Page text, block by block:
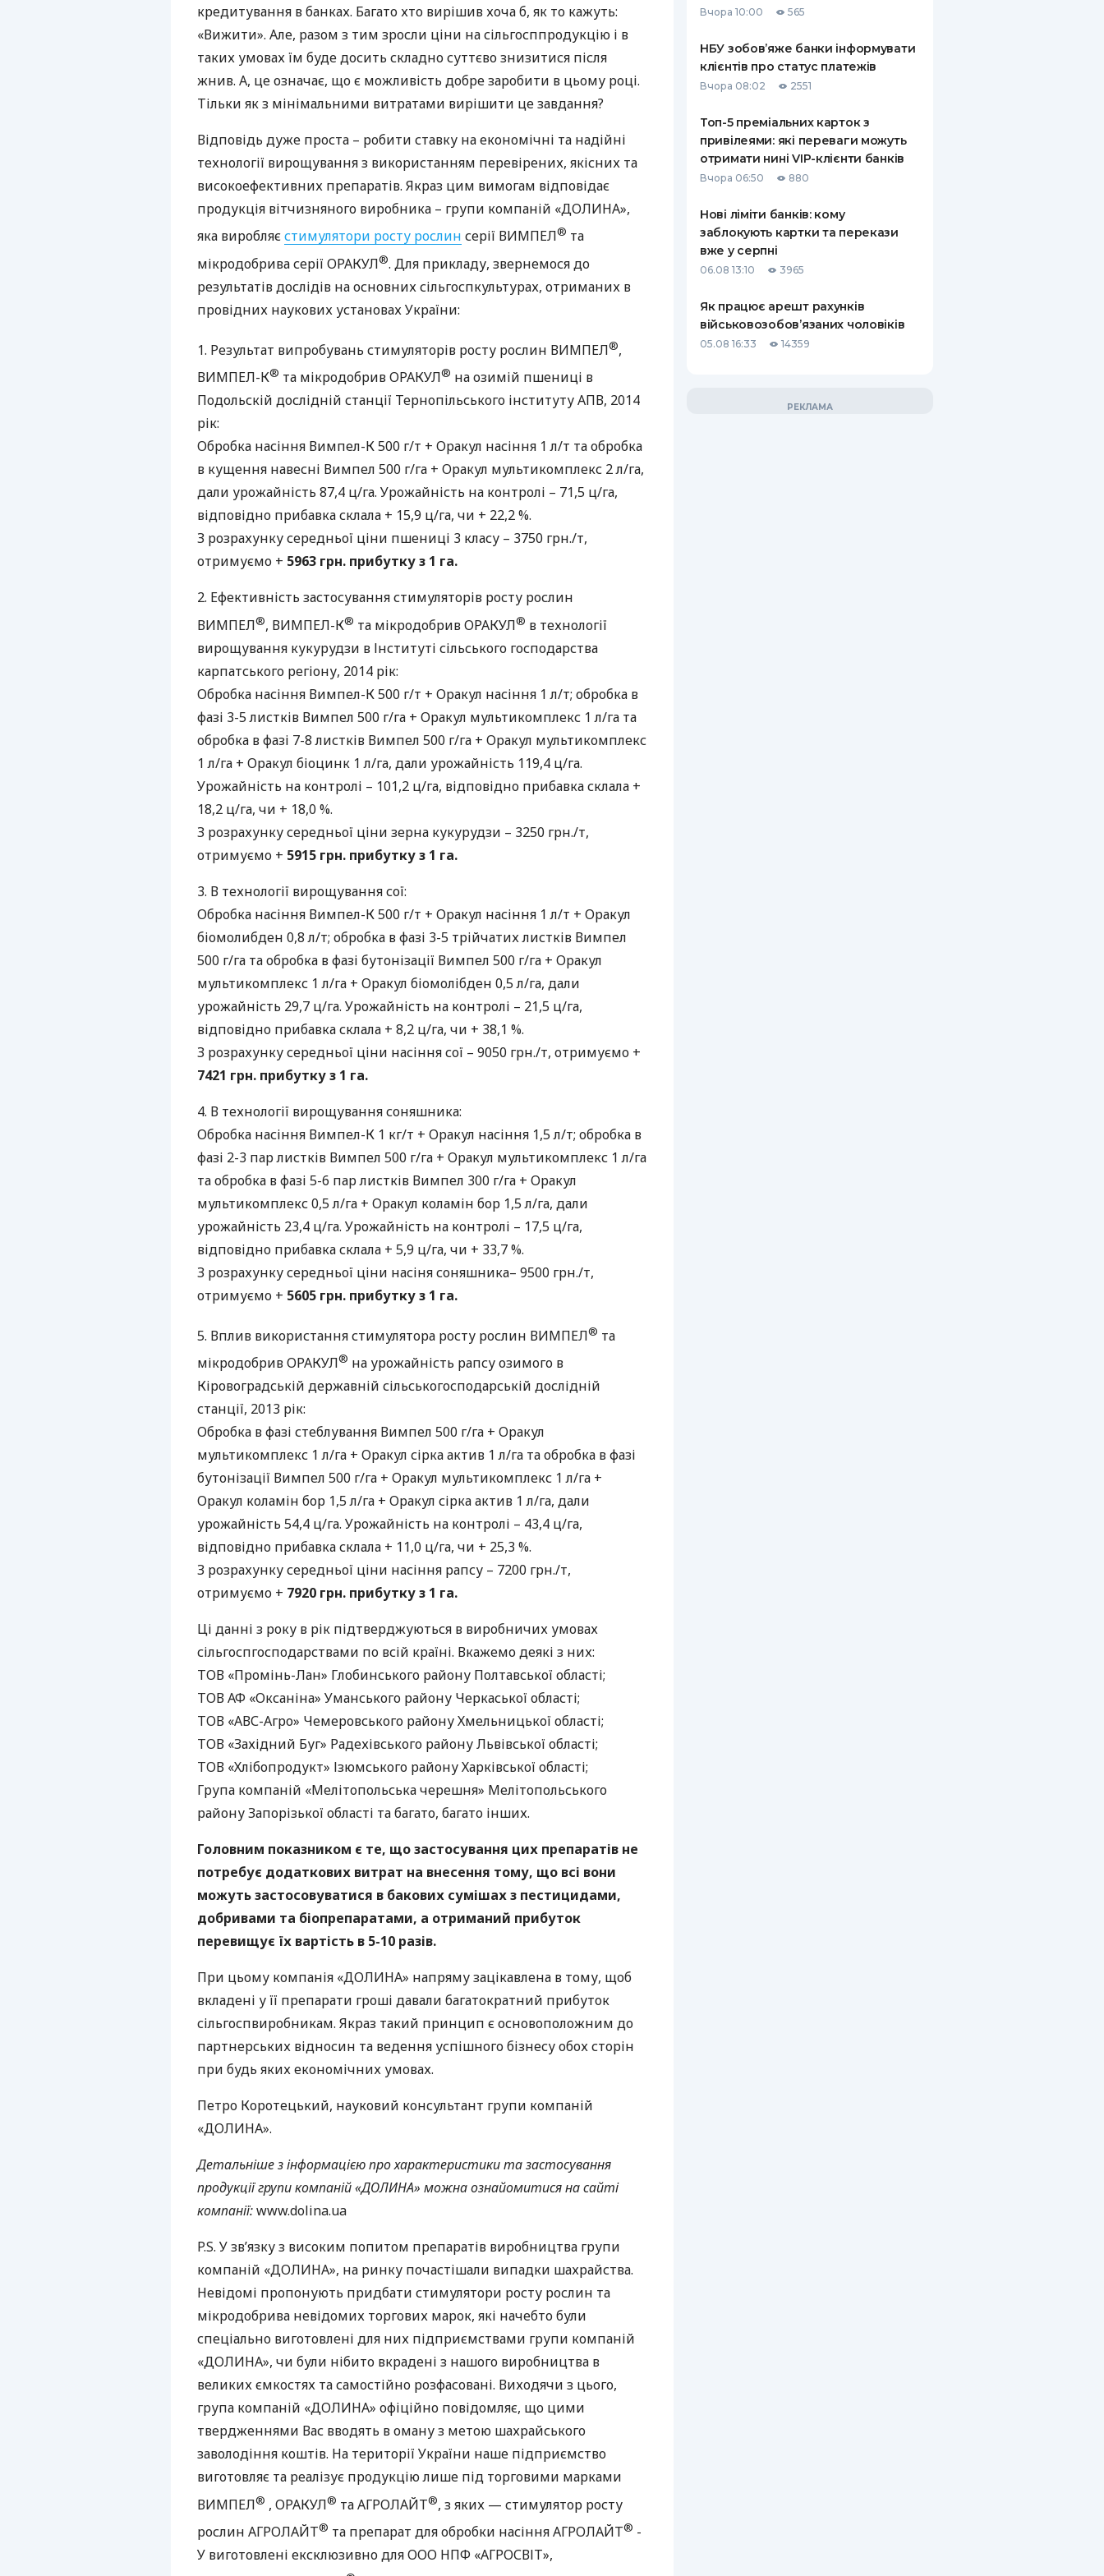
КАРТОК
ЩОМІСЯЧНИЙ ОГЛЯД
КЕШБЕКУ
БАНКІВСЬКИХ КАРТКАХ
СТРАХУВАННЮ
ВСІ СТРАХОВІ ПОЛІСИ
ВІДГУКИ ПРО СТРАХОВІ
КОМПАНІЇ
КОНТАКТИ
кредитування в банках. Багато хто вирішив хоча б, як то кажуть:
«Вижити». Але, разом з тим зросли ціни на сільгосппродукцію і в
таких умовах їм буде досить складно суттєво знизитися після
жнив. А, це означає, що є можливість добре заробити в цьому році.
Тільки як з мінімальними витратами вирішити це завдання?
Відповідь дуже проста – робити ставку на економічні та надійні
технології вирощування з використанням перевірених, якісних та
високоефективних препаратів. Якраз цим вимогам відповідає
продукція вітчизняного виробника – групи компаній «ДОЛИНА»,
яка виробляєстимулятори росту рослин серії ВИМПЕЛ® та
мікродобрива серії ОРАКУЛ®. Для прикладу, звернемося до
результатів дослідів на основних сільгоспкультурах, отриманих в
провідних наукових установах України:
1. Результат випробувань стимуляторів росту рослин ВИМПЕЛ®,
ВИМПЕЛ-К® та мікродобривОРАКУЛ® на озимій пшениці в
Подольскій дослідній станції Тернопільського інститутуАПВ, 2014
рік:
Обробка насіння Вимпел-К 500 г/т + Оракул насіння 1 л/т та обробка
в кущення навесні Вимпел 500 г/га + Оракул мультикомплекс 2 л/га,
дали урожайність 87,4 ц/га. Урожайність на контролі – 71,5 ц/га,
відповідно прибавка склала + 15,9 ц/га, чи + 22,2 %.
З розрахунку середньої ціни пшениці 3 класу – 3750 грн./т,
отримуємо + 5963 грн. прибутку з 1 га.
2. Ефективність застосування стимуляторів росту рослин
ВИМПЕЛ®, ВИМПЕЛ-К® та мікродобривОРАКУЛ® в технології
вирощування кукурудзи в Інституті сільського господарства
карпатського регіону, 2014 рік:
Обробка насіння Вимпел-К 500 г/т + Оракул насіння 1 л/т; обробка в
фазі 3-5 листків Вимпел 500 г/га + Оракул мультикомплекс 1 л/га та
обробка в фазі 7-8 листків Вимпел 500 г/га + Оракул мультикомплекс
1 л/га + Оракул біоцинк 1 л/га, дали урожайність 119,4 ц/га.
Урожайність на контролі – 101,2 ц/га, відповідно прибавка склала +
18,2 ц/га, чи + 18,0 %.
З розрахунку середньої ціни зерна кукурудзи – 3250 грн./т,
отримуємо + 5915 грн. прибутку з 1 га.
3. В технології вирощування сої:
Обробка насіння Вимпел-К 500 г/т + Оракул насіння 1 л/т + Оракул
біомолибден 0,8 л/т; обробка в фазі 3-5 трійчатих листків Вимпел
500 г/га та обробка в фазі бутонізації Вимпел 500 г/га + Оракул
мультикомплекс 1 л/га + Оракул біомолібден 0,5 л/га, дали
урожайність 29,7 ц/га. Урожайність на контролі – 21,5 ц/га,
відповідно прибавка склала + 8,2 ц/га, чи + 38,1 %.
З розрахунку середньої ціни насіння сої – 9050 грн./т, отримуємо +
7421 грн. прибутку з 1 га.
4. В технології вирощування соняшника:
Обробка насіння Вимпел-К 1 кг/т + Оракул насіння 1,5 л/т; обробка в
фазі 2-3 пар листків Вимпел 500 г/га + Оракул мультикомплекс 1 л/га
та обробка в фазі 5-6 пар листків Вимпел 300 г/га + Оракул
мультикомплекс 0,5 л/га + Оракул коламін бор 1,5 л/га, дали
урожайність 23,4 ц/га. Урожайність на контролі – 17,5 ц/га,
відповідно прибавка склала + 5,9 ц/га, чи + 33,7 %.
З розрахунку середньої ціни насіня соняшника– 9500 грн./т,
отримуємо + 5605 грн. прибутку з 1 га.
5. Вплив використання стимулятора росту рослин ВИМПЕЛ® та
мікродобривОРАКУЛ® на урожайність рапсу озимого в
Кіровоградській державній сільськогосподарській дослідній
станції, 2013 рік:
Обробка в фазі стеблування Вимпел 500 г/га + Оракул
мультикомплекс 1 л/га + Оракул сірка актив 1 л/га та обробка в фазі
бутонізації Вимпел 500 г/га + Оракул мультикомплекс 1 л/га +
Оракул коламін бор 1,5 л/га + Оракул сірка актив 1 л/га, дали
урожайність 54,4 ц/га. Урожайність на контролі – 43,4 ц/га,
відповідно прибавка склала + 11,0 ц/га, чи + 25,3 %.
З розрахунку середньої ціни насіння рапсу – 7200 грн./т,
отримуємо + 7920 грн. прибутку з 1 га.
Ці данні з року в рік підтверджуються в виробничих умовах
сільгоспгосподарствами по всій країні. Вкажемо деякі з них:
ТОВ «Промінь-Лан» Глобинського району Полтавської області;
ТОВАФ «Оксаніна» Уманського району Черкаської області;
ТОВ «АВС-Агро» Чемеровського району Хмельницької області;
ТОВ «Західний Буг» Радехівського району Львівської області;
ТОВ «Хлібопродукт» Ізюмського району Харківської області;
Група компаній «Мелітопольська черешня» Мелітопольського
району Запорізької області та багато, багато інших.
Головним показником є те, що застосування цих препаратів не
потребує додаткових витрат на внесення тому, що всі вони
можуть застосовуватися в бакових сумішах з пестицидами,
добривами та біопрепаратами, а отриманий прибуток
перевищує їх вартість в 5-10 разів.
При цьому компанія «ДОЛИНА» напряму зацікавлена в тому, щоб
вкладені у її препарати гроші давали багатократний прибуток
сільгоспвиробникам. Якраз такий принцип є основоположним до
партнерських відносин та ведення успішного бізнесу обох сторін
при будь яких економічних умовах.
Петро Коротецький, науковий консультант групи компаній
«ДОЛИНА».
Детальніше з інформацією про характеристики та застосування
продукції групи компаній «ДОЛИНА» можна ознайомитися на сайті
компанії:www.dolina.ua
P.S. У зв’язку з високим попитом препаратів виробництва групи
компаній «ДОЛИНА», на ринку почастішали випадки шахрайства.
Невідомі пропонують придбати стимулятори росту рослин та
мікродобрива невідомих торгових марок, які начебто були
спеціально виготовлені для них підприємствами групи компаній
«ДОЛИНА», чи були нібито вкрадені з нашого виробництва в
великих ємкостях та самостійно розфасовані. Виходячи з цього,
група компаній «ДОЛИНА» офіційно повідомляє, що цими
твердженнями Вас вводять в оману з метою шахрайського
заволодіння коштів. На території України наше підприємство
виготовляє та реалізує продукцію лише під торговими марками
ВИМПЕЛ® , ОРАКУЛ® таАГРОЛАЙТ®, з яких — стимулятор росту
рослин АГРОЛАЙТ® та препарат для обробки насінняАГРОЛАЙТ® -
У виготовлені ексклюзивно дляООО НПФ «АГРОСВІТ»,
Вчора 10:00 565
НБУ зобов’яже банки інформувати
клієнтів про статус платежів
Вчора 08:02 2551
Топ-5 преміальних карток з
привілеями: які переваги можуть
отримати нині VIP-клієнти банків
Вчора 06:50 880
Нові ліміти банків: кому
заблокують картки та перекази
вже у серпні
06.08 13:10 3965
Як працює арешт рахунків
військовозобов’язаних чоловіків
05.08 16:33 14359